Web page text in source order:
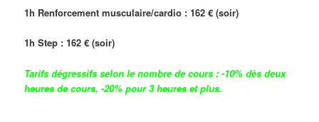
1h Renforcement musculaire/cardio : 162 € (soir)
1h Step : 162 € (soir)
Tarifs dégressifs selon le nombre de cours : -10% dès deux
heures de cours, -20% pour 3 heures et plus.